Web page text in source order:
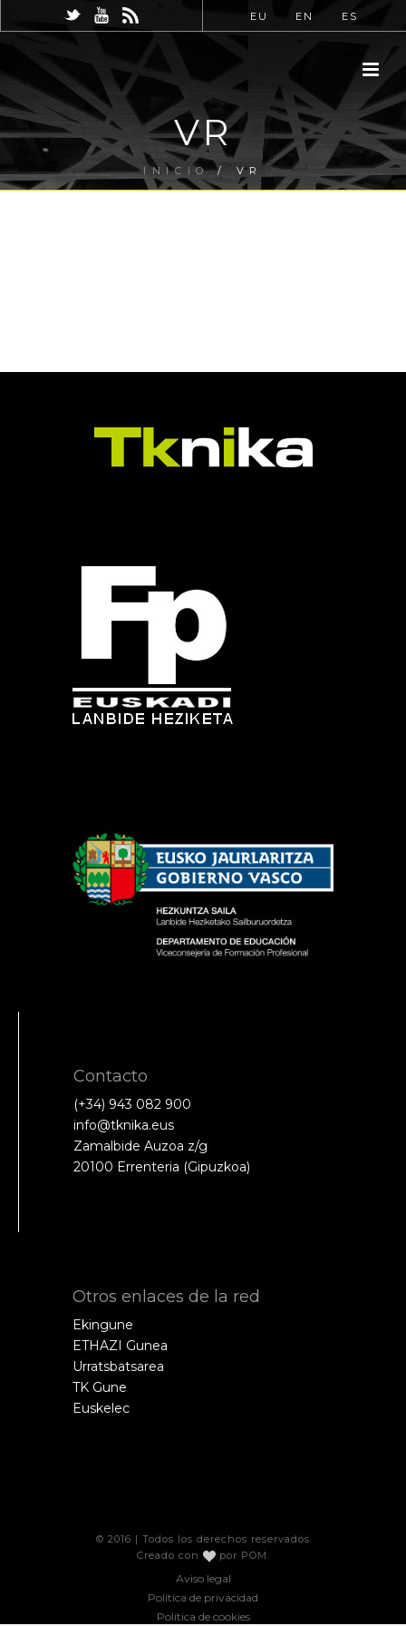
EU EN ES
VR
INICIO/ VR
Contacto
(+34) 943 082 900
info@tknika.eus
Zamalbide Auzoa z/g
20100 Errenteria (Gipuzkoa)
Otros enlaces de la red
Ekingune
ETHAZI Gunea
Urratsbatsarea
TK Gune
Euskelec
© 2016 | Todos los derechos reservados
Creado con
por POM
Aviso legal
Política de privacidad
Política de cookies